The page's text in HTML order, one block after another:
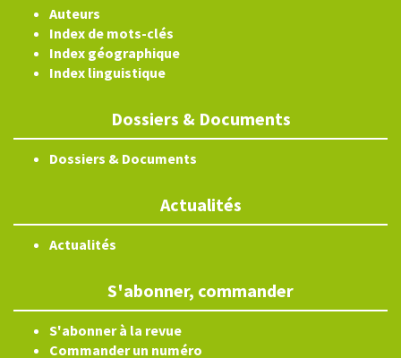
Auteurs
Index de mots-clés
Index géographique
Index linguistique
Dossiers & Documents
Dossiers & Documents
Actualités
Actualités
S'abonner, commander
S'abonner à la revue
Commander un numéro